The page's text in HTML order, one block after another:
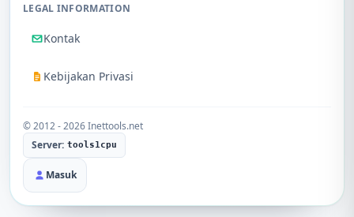
LEGAL INFORMATION
Kontak
Kebijakan Privasi
© 2012 - 2026 Inettools.net
Server: tools1cpu
Masuk